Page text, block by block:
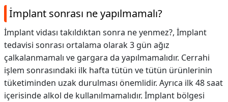
İmplant sonrası ne yapılmamalı?
İmplant vidası takıldıktan sonra ne yenmez?, İmplant
tedavisi sonrası ortalama olarak 3 gün ağız
çalkalanmamalı ve gargara da yapılmamalıdır. Cerrahi
işlem sonrasındaki ilk hafta tütün ve tütün ürünlerinin
tüketiminden uzak durulması önemlidir. Ayrıca ilk 48 saat
içerisinde alkol de kullanılmamalıdır. İmplant bölgesi